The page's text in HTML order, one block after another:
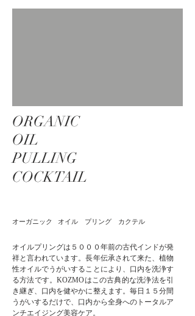
ORGANIC
OIL
PULLING
COCKTAIL​​
オーガニック オイル プリング カクテル
オイルプリングは５０００年前の古代インドが発
祥と言われています。長年伝承されて来た、植物
性オイルでうがいすることにより、口内を洗浄す
る方法です。KOZMOはこの古典的な洗浄法を引
き継ぎ、口内を健やかに整えます。毎日１５分間
うがいするだけで、 口内から全身へのトータルア
ンチエイジング美容ケア。